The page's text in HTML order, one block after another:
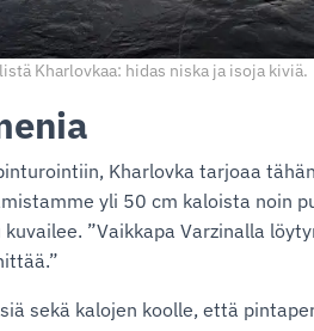
Kharlovkaa: hidas niska ja isoja kiviä.
Kharlovka tarjoaa
yli 50 cm kaloista noin
”Vaikkapa Varzinalla
sekä kalojen koolle, että